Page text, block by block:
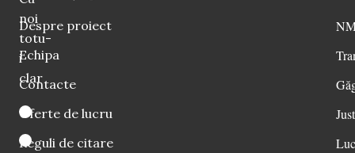
noi
totu-
i
clar
Despre proiect
Echipa
Contacte
Oferte de lucru
Reguli de citare